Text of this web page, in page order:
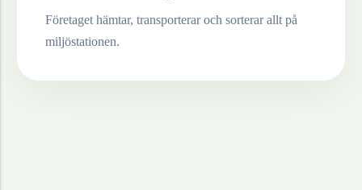
Företaget hämtar, transporterar och sorterar allt på
miljöstationen.